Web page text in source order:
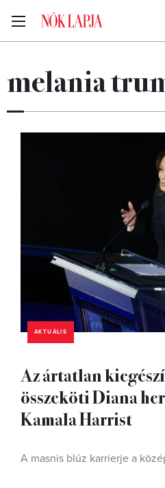
melania
AKTUÁLIS
Az ártatlan
összeköti Diana
Kamala Harrist
A masnis blúz karrierje a